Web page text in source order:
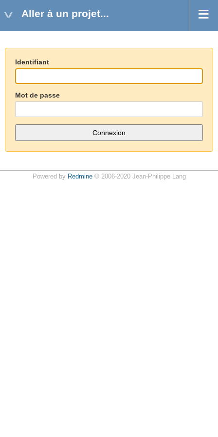
Aller à un projet...
Identifiant
Mot de passe
Powered by Redmine© 2006-2020 Jean-Philippe Lang